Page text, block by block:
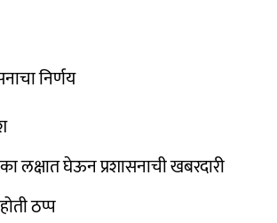
निर्णय
लक्षात घेऊन प्रशासनाची खबरदारी
ठप्प